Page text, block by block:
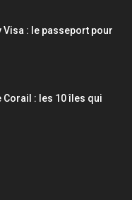
Visa : le passeport pour
: les 10 îles qui